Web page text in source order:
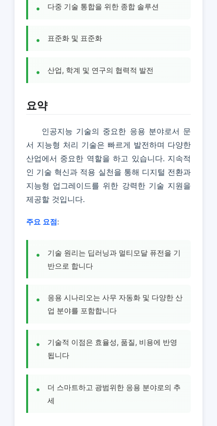
다중 기술 통합을 위한 종합 솔루션
표준화 및 표준화
산업, 학계 및 연구의 협력적 발전
요약
인공지능 기술의 중요한 응용 분야로서 문
서 지능형 처리 기술은 빠르게 발전하며 다양한
산업에서 중요한 역할을 하고 있습니다. 지속적
인 기술 혁신과 적용 실천을 통해 디지털 전환과
지능형 업그레이드를 위한 강력한 기술 지원을
제공할 것입니다.
주요 요점:
기술 원리는 딥러닝과 멀티모달 퓨전을 기
반으로 합니다
응용 시나리오는 사무 자동화 및 다양한 산
업 분야를 포함합니다
기술적 이점은 효율성, 품질, 비용에 반영
됩니다
더 스마트하고 광범위한 응용 분야로의 추
세